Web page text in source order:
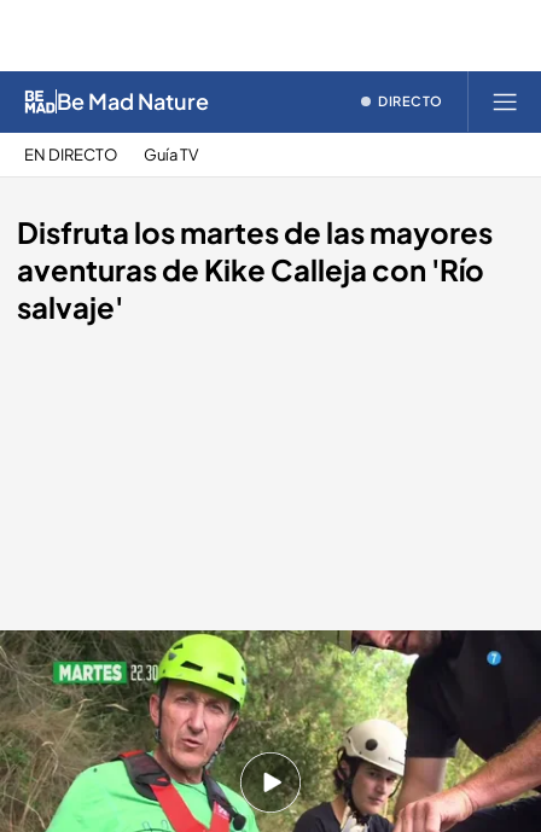
Be Mad Nature DIRECTO
EN DIRECTO Guía TV
Disfruta los martes de las mayores
aventuras de Kike Calleja con 'Río
salvaje'
bemad.es
02 FEB 2018 - 18:50h.
Compartir